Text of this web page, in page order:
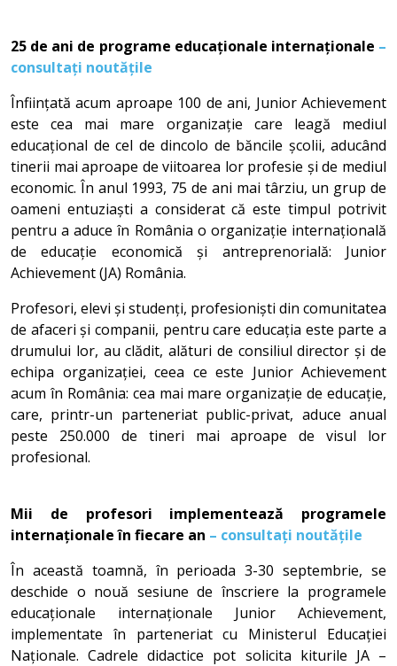
25 de ani de programe educaționale internaționale –
consultați noutățile
Înființată acum aproape 100 de ani, Junior Achievement
este cea mai mare organizație care leagă mediul
educațional de cel de dincolo de băncile școlii, aducând
tinerii mai aproape de viitoarea lor profesie și de mediul
economic. În anul 1993, 75 de ani mai târziu, un grup de
oameni entuziaști a considerat că este timpul potrivit
pentru a aduce în România o organizație internațională
de educație economică și antreprenorială: Junior
Achievement (JA) România.
Profesori, elevi și studenți, profesioniști din comunitatea
de afaceri și companii, pentru care educația este parte a
drumului lor, au clădit, alături de consiliul director și de
echipa organizației, ceea ce este Junior Achievement
acum în România: cea mai mare organizație de educație,
care, printr-un parteneriat public-privat, aduce anual
peste 250.000 de tineri mai aproape de visul lor
profesional.
Mii de profesori implementează programele
internaționale în fiecare an – consultați noutățile
În această toamnă, în perioada 3-30 septembrie, se
deschide o nouă sesiune de înscriere la programele
educaționale internaționale Junior Achievement,
implementate în parteneriat cu Ministerul Educației
Naționale. Cadrele didactice pot solicita kiturile JA –